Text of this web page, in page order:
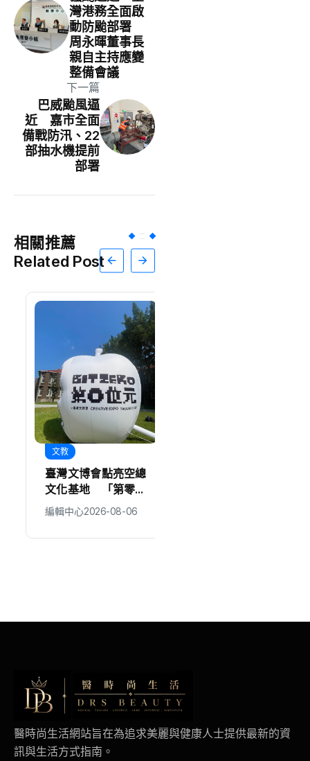
灣港務全面啟
動防颱部署
周永暉董事長
親自主持應變
整備會議
下一篇
巴威颱風逼
近 嘉市全面
備戰防汛、22
部抽水機提前
部署
相關推薦
Related Post
文教
臺灣文博會點亮空總
文化基地 「第零位
元」五大展區回歸創
作起點
編輯中心2026-08-06
醫時尚生活網站旨在為追求美麗與健康人士提供最新的資
訊與生活方式指南。